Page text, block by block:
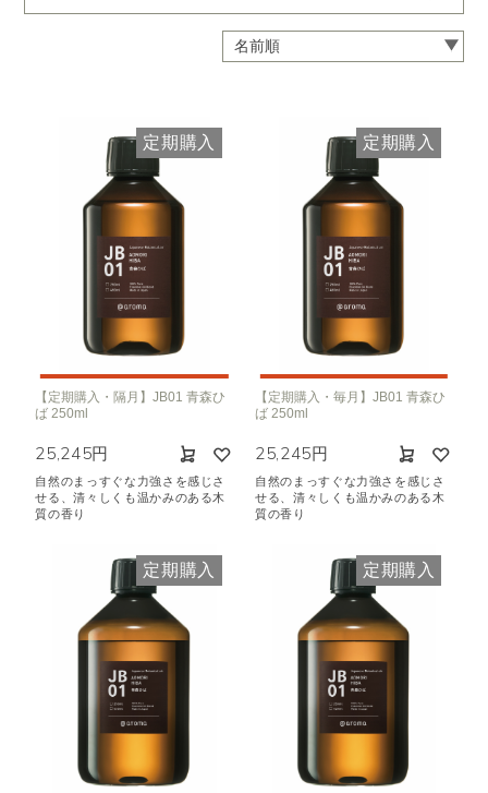
容量・用途で絞り込む ※一つお選びください
定期 業務用オイル250ml
定期 業務用オイル450ml
頻度で絞り込む
毎月お届け 3か月に1度
定期購入
【定期購入・隔月】JB01 青森ひ
ば 250ml
25,245円
自然のまっすぐな力強さを感じさ
せる、清々しくも温かみのある木
質の香り
定期購入
【定期購入・毎月】JB01 青森ひ
ば 250ml
25,245円
自然のまっすぐな力強さを感じさ
せる、清々しくも温かみのある木
質の香り
定期購入 定期購入